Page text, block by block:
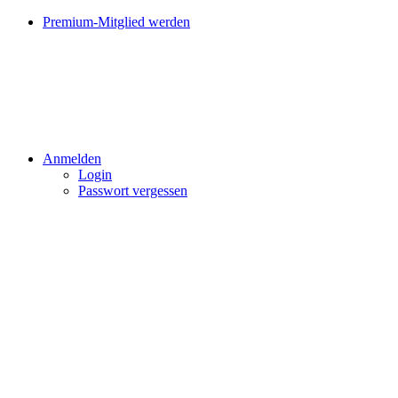
Premium-Mitglied werden
Anmelden
Login
Passwort vergessen